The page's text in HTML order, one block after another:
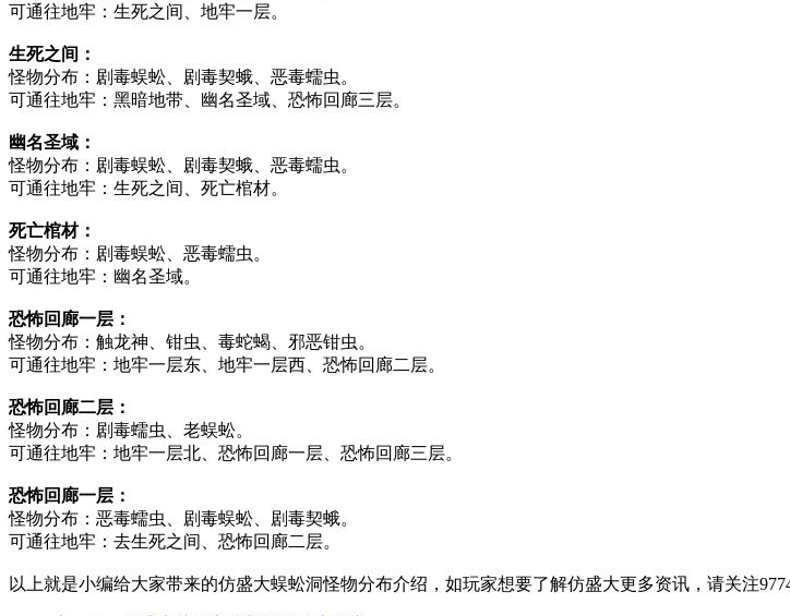
可通往地牢：生死之间、地牢一层。
生死之间：
怪物分布：剧毒蜈蚣、剧毒契蛾、恶毒蠕虫。
可通往地牢：黑暗地带、幽名圣域、恐怖回廊三层。
幽名圣域：
怪物分布：剧毒蜈蚣、剧毒契蛾、恶毒蠕虫。
可通往地牢：生死之间、死亡棺材。
死亡棺材：
怪物分布：剧毒蜈蚣、恶毒蠕虫。
可通往地牢：幽名圣域。
恐怖回廊一层：
怪物分布：触龙神、钳虫、毒蛇蝎、邪恶钳虫。
可通往地牢：地牢一层东、地牢一层西、恐怖回廊二层。
恐怖回廊二层：
怪物分布：剧毒蠕虫、老蜈蚣。
可通往地牢：地牢一层北、恐怖回廊一层、恐怖回廊三层。
恐怖回廊一层：
怪物分布：恶毒蠕虫、剧毒蜈蚣、剧毒契蛾。
可通往地牢：去生死之间、恐怖回廊二层。
以上就是小编给大家带来的仿盛大蜈蚣洞怪物分布介绍，如玩家想要了解仿盛大更多资讯，请关注